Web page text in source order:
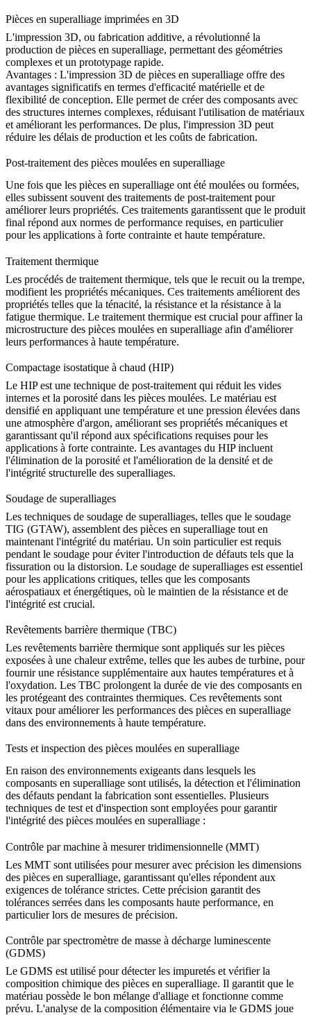
Pièces en superalliage imprimées en 3D
L'impression 3D, ou fabrication additive, a révolutionné la
production de pièces en superalliage, permettant des géométries
complexes et un prototypage rapide.
Avantages : L'impression 3D de pièces en superalliage offre des
avantages significatifs en termes d'efficacité matérielle et de
flexibilité de conception. Elle permet de créer des composants avec
des structures internes complexes, réduisant l'utilisation de matériaux
et améliorant les performances. De plus, l'impression 3D peut
réduire les délais de production et les coûts de fabrication.
Post-traitement des pièces moulées en superalliage
Une fois que les pièces en superalliage ont été moulées ou formées,
elles subissent souvent des traitements de post-traitement pour
améliorer leurs propriétés. Ces traitements garantissent que le produit
final répond aux normes de performance requises, en particulier
pour les applications à forte contrainte et haute température.
Traitement thermique
Les procédés de traitement thermique, tels que le recuit ou la trempe,
modifient les propriétés mécaniques. Ces traitements améliorent des
propriétés telles que la ténacité, la résistance et la résistance à la
fatigue thermique. Le traitement thermique est crucial pour affiner la
microstructure des pièces moulées en superalliage afin d'améliorer
leurs performances à haute température.
Compactage isostatique à chaud (HIP)
Le HIP est une technique de post-traitement qui réduit les vides
internes et la porosité dans les pièces moulées. Le matériau est
densifié en appliquant une température et une pression élevées dans
une atmosphère d'argon, améliorant ses propriétés mécaniques et
garantissant qu'il répond aux spécifications requises pour les
applications à forte contrainte. Les avantages du HIPincluent
l'élimination de la porosité et l'amélioration de la densité et de
l'intégrité structurelle des superalliages.
Soudage de superalliages
Les techniques de soudage de superalliages, telles que le soudage
TIG (GTAW), assemblent des pièces en superalliage tout en
maintenant l'intégrité du matériau. Un soin particulier est requis
pendant le soudage pour éviter l'introduction de défauts tels que la
fissuration ou la distorsion. Le soudage de superalliages est essentiel
pour les applications critiques, telles que les composants
aérospatiaux et énergétiques, où le maintien de la résistance et de
l'intégrité est crucial.
Revêtements barrière thermique (TBC)
Les revêtements barrière thermique sont appliqués sur les pièces
exposées à une chaleur extrême, telles que les aubes de turbine, pour
fournir une résistance supplémentaire aux hautes températures et à
l'oxydation. Les TBC prolongent la durée de vie des composants en
les protégeant des contraintes thermiques. Ces revêtements sont
vitaux pour améliorer les performances des pièces en superalliage
dans des environnements à haute température.
Tests et inspection des pièces moulées en superalliage
En raison des environnements exigeants dans lesquels les
composants en superalliage sont utilisés, la détection et l'élimination
des défauts pendant la fabrication sont essentielles. Plusieurs
techniques de test et d'inspection sont employées pour garantir
l'intégrité des pièces moulées en superalliage :
Contrôle par machine à mesurer tridimensionnelle (MMT)
Les MMT sont utilisées pour mesurer avec précision les dimensions
des pièces en superalliage, garantissant qu'elles répondent aux
exigences de tolérance strictes. Cette précision garantit des
tolérances serrées dans les composants haute performance, en
particulier lors de mesures de précision.
Contrôle par spectromètre de masse à décharge luminescente
(GDMS)
Le GDMS est utilisé pour détecter les impuretés et vérifier la
composition chimique des pièces en superalliage. Il garantit que le
matériau possède le bon mélange d'alliage et fonctionne comme
prévu. L'analyse de la composition élémentaire via le GDMS joue